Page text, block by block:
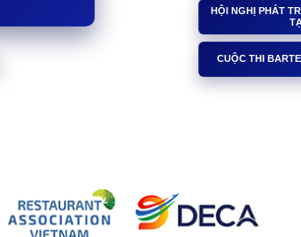
HỘI NGHỊ PHÁT
CUỘC THI